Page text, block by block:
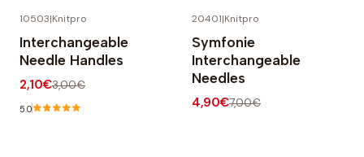
10503|Knitpro
Interchangeable
Needle Handles
2,10€3,00€
5.0
20401|Knitpro
Symfonie
Interchangeable
Needles
4,90€7,00€